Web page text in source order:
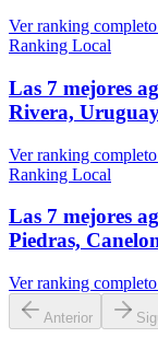
Ver ranking
Ranking Local
Las 7 mejores
Rivera,
Ver ranking
Ranking Local
Las 7 mejores
Piedras,
Ver ranking
Anterior